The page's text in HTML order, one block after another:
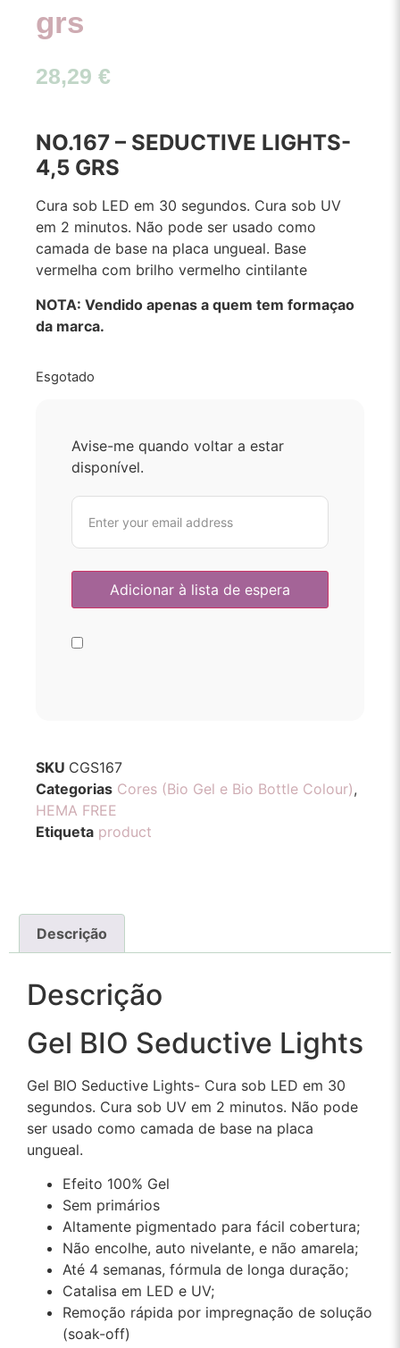
grs
28,29 €
NO.167 – SEDUCTIVE LIGHTS-
4,5 GRS
Cura sob LED em 30 segundos. Cura sob UV
em 2 minutos. Não pode ser usado como
camada de base na placa ungueal. Base
vermelha com brilho vermelho cintilante
NOTA: Vendido apenas a quem tem formaçao
da marca.
Esgotado
Avise-me quando voltar a estar
disponível.
SKU CGS167
Categorias Cores (Bio Gel e Bio Bottle Colour),
HEMA FREE
Etiqueta product
Descrição
Descrição
Gel BIO Seductive Lights
Gel BIO Seductive Lights- Cura sob LED em 30
segundos. Cura sob UV em 2 minutos. Não pode
ser usado como camada de base na placa
ungueal.
Efeito 100% Gel
Sem primários
Altamente pigmentado para fácil cobertura;
Não encolhe, auto nivelante, e não amarela;
Até 4 semanas, fórmula de longa duração;
Catalisa em LED e UV;
Remoção rápida por impregnação de solução
(soak-off)